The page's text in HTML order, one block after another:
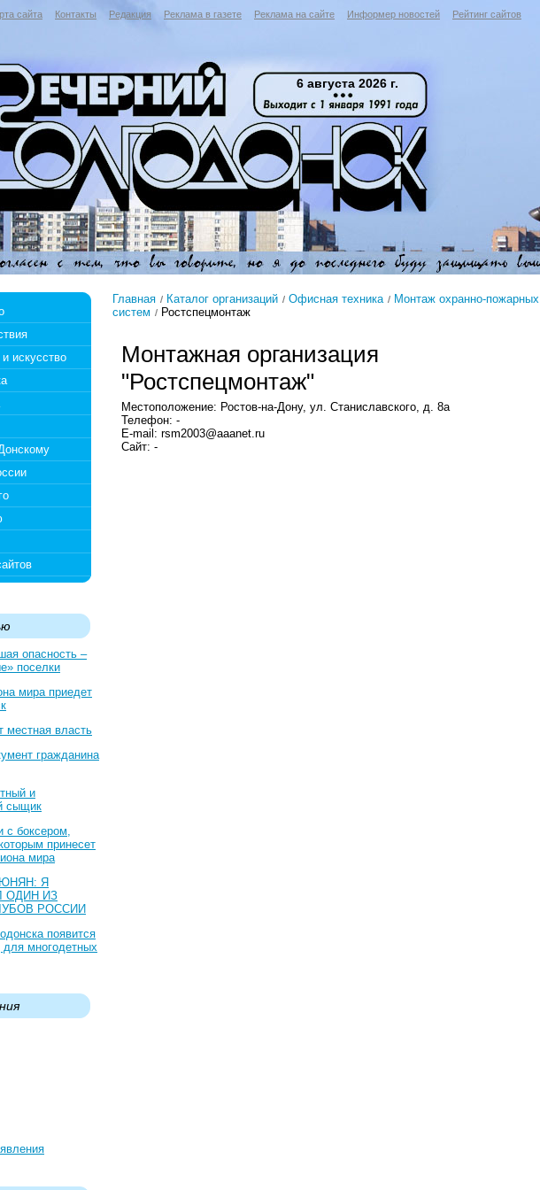
сайта Контакты Редакция Реклама в газете Реклама на сайте Информер новостей Рейтинг сайтов
6 августа 2026 г.
искусство
опасность –
поселки
мира приедет
местная власть
гражданина
и
сыщик
с боксером,
принесет
мира
Я
ОДИН ИЗ
РОССИИ
появится
для многодетных
Главная Каталог организаций Офисная техника
Монтаж охранно-пожарных
систем
Ростспецмонтаж
Монтажная организация
"Ростспецмонтаж"
Местоположение: Ростов-на-Дону, ул. Станиславского, д. 8а
Телефон: -
E-mail: rsm2003@aaanet.ru
Сайт: -